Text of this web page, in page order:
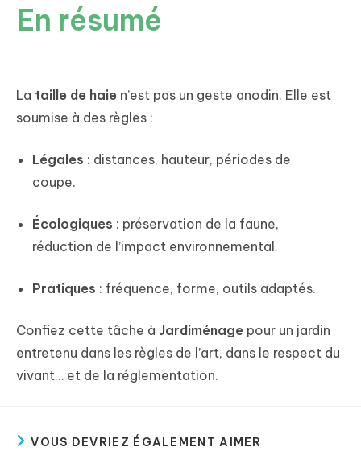
En résumé
La taille de haie n’est pas un geste anodin. Elle est
soumise à des règles :
Légales : distances, hauteur, périodes de
coupe.
Écologiques : préservation de la faune,
réduction de l’impact environnemental.
Pratiques : fréquence, forme, outils adaptés.
Confiez cette tâche à Jardiménage pour un jardin
entretenu dans les règles de l’art, dans le respect du
vivant… et de la réglementation.
VOUS DEVRIEZ ÉGALEMENT AIMER